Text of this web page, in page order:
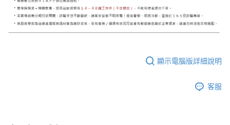
顯示電腦版詳細說明
客服